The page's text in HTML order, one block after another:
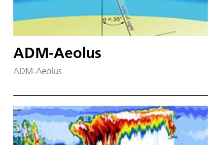
ADM-Aeolus
ADM-Aeolus